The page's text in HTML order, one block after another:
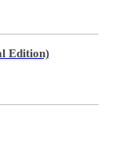
Edition)